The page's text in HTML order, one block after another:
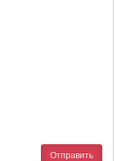
Отправить